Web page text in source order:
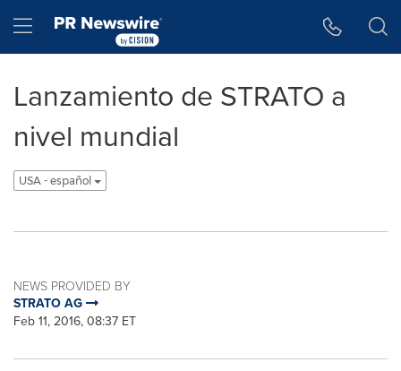
Hamburger menu
Lanzamiento de STRATO a
nivel mundial
USA - español
NEWS PROVIDED BY
STRATO AG
Feb 11, 2016, 08:37 ET